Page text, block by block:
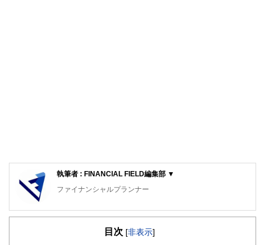
執筆者 : FINANCIAL FIELD編集部 ▼
ファイナンシャルプランナー
FinancialField編集部は、金融、経済に関する記事を、日々
知識がない方でも理解できるようわかりやすく発信していま
目次 [非表示]